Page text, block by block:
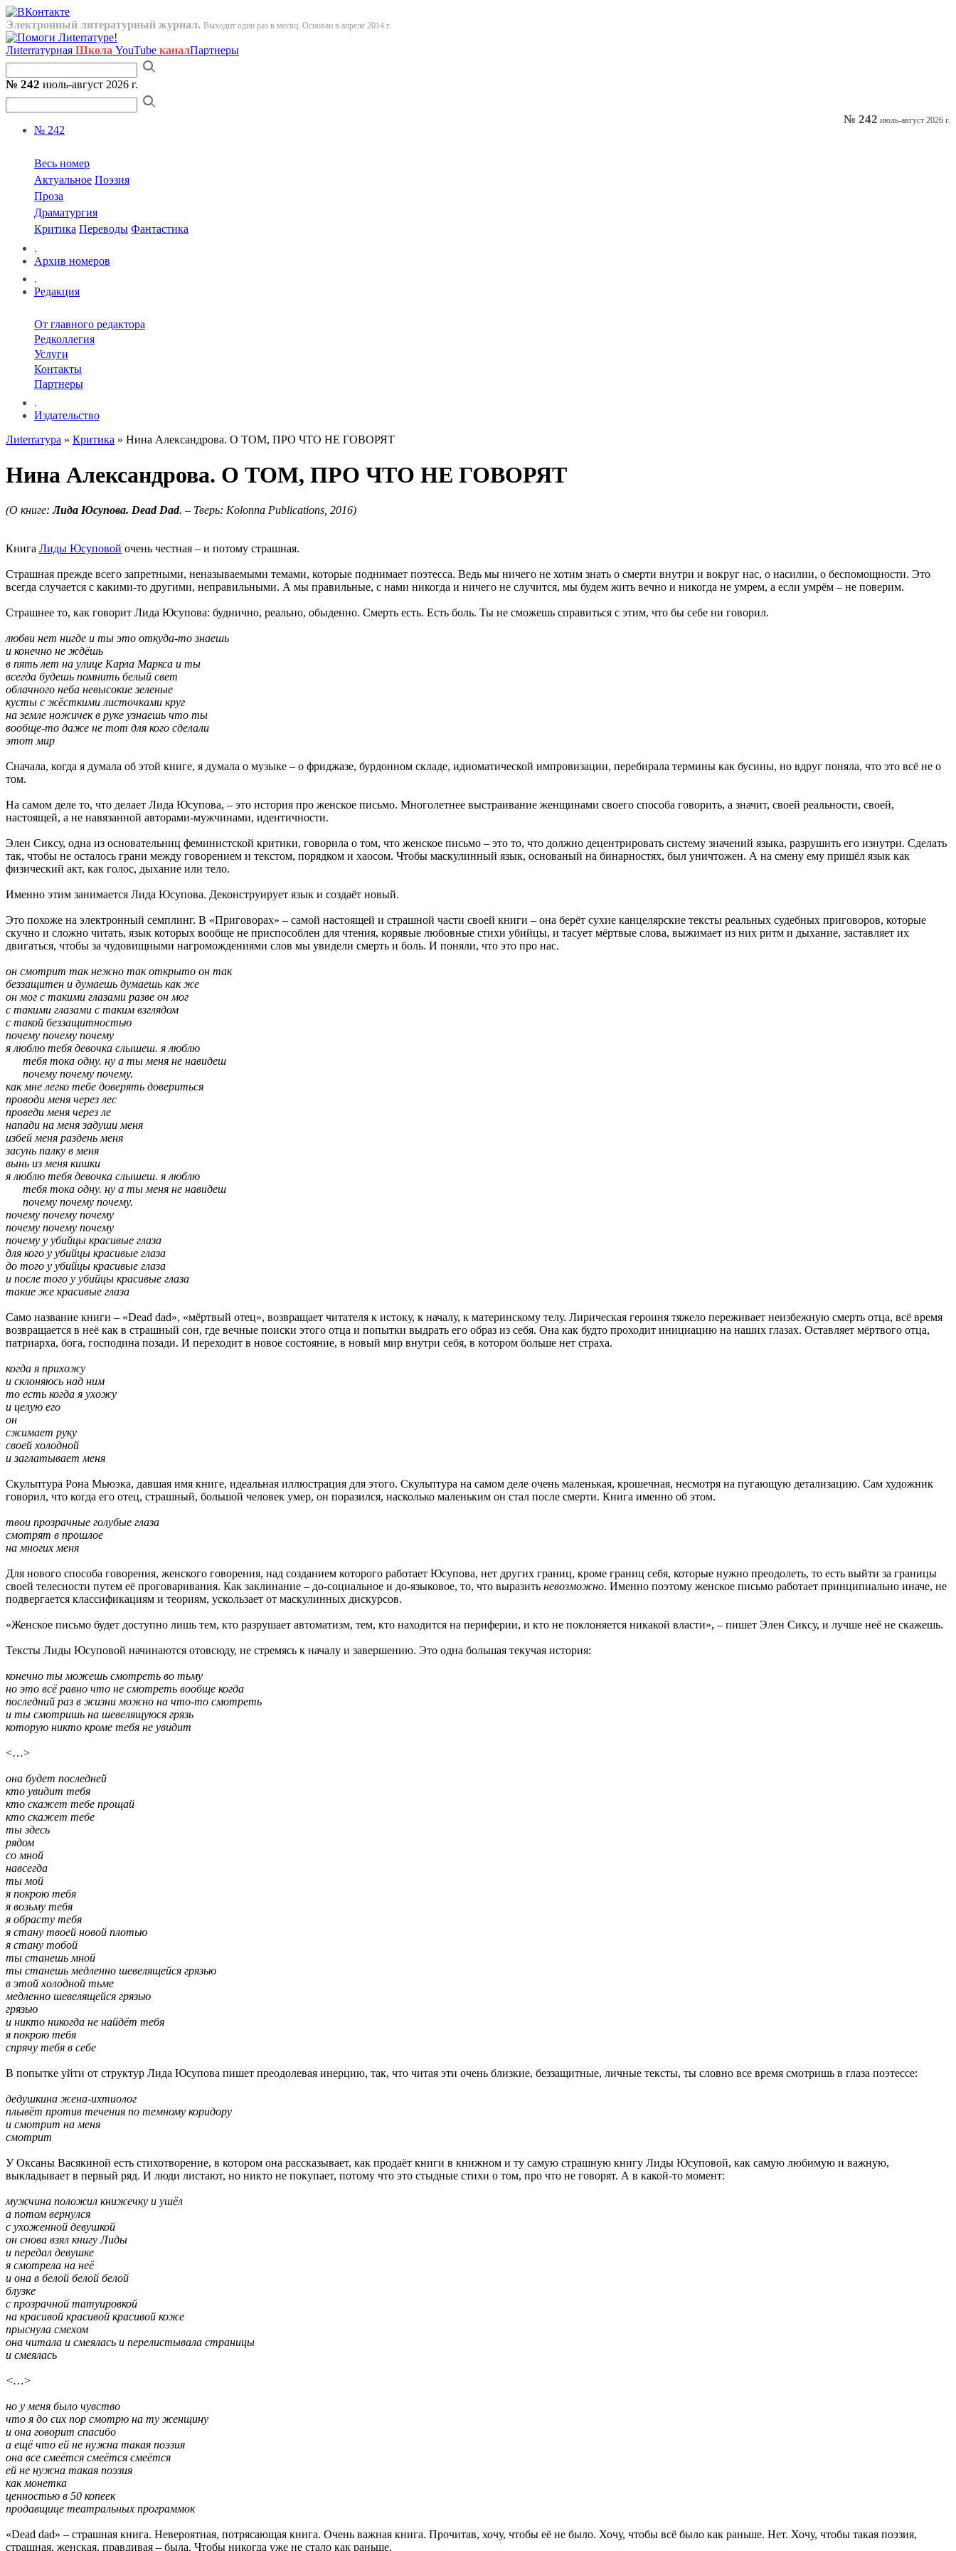
Электронный литературный журнал. Выходит один раз в месяц. Основан в апреле 2014 г.
Лиterraтурная Школа YouTube каналПартнеры
№ 242 июль-август 2026 г.
№ 242
Весь номер
Актуальное Поэзия
Проза
Драматургия
Критика Переводы Фантастика
.
Архив номеров
.
Редакция
От главного редактора
Редколлегия
Услуги
Контакты
Партнеры
.
Издательство
№ 242 июль-август 2026 г.
Лиterraтура » Критика » Нина Александрова. О ТОМ, ПРО ЧТО НЕ ГОВОРЯТ
Нина Александрова. О ТОМ, ПРО ЧТО НЕ ГОВОРЯТ
(О книге:Лида Юсупова. Dead Dad. – Тверь: Kolonna Publications, 2016)
Книга Лиды Юсуповой очень честная – и потому страшная.
Страшная прежде всего запретными, неназываемыми темами, которые поднимает поэтесса. Ведь мы ничего не хотим знать о смерти внутри и вокруг нас, о насилии, о беспомощности. Это
всегда случается с какими-то другими, неправильными. А мы правильные, с нами никогда и ничего не случится, мы будем жить вечно и никогда не умрем, а если умрём – не поверим.
Страшнее то, как говорит Лида Юсупова: буднично, реально, обыденно. Смерть есть. Есть боль. Ты не сможешь справиться с этим, что бы себе ни говорил.
любви нет нигде и ты это откуда-то знаешь
и конечно не ждёшь
в пять лет на улице Карла Маркса и ты
всегда будешь помнить белый свет
облачного неба невысокие зеленые
кусты с жёсткими листочками круг
на земле ножичек в руке узнаешь что ты
вообще-то даже не тот для кого сделали
этот мир
Сначала, когда я думала об этой книге, я думала о музыке – о фриджазе, бурдонном складе, идиоматической импровизации, перебирала термины как бусины, но вдруг поняла, что это всё не о
том.
На самом деле то, что делает Лида Юсупова, – это история про женское письмо. Многолетнее выстраивание женщинами своего способа говорить, а значит, своей реальности, своей,
настоящей, а не навязанной авторами-мужчинами, идентичности.
Элен Сиксу, одна из основательниц феминистской критики, говорила о том, что женское письмо – это то, что должно децентрировать систему значений языка, разрушить его изнутри. Сделать
так, чтобы не осталось грани между говорением и текстом, порядком и хаосом. Чтобы маскулинный язык, основаный на бинарностях, был уничтожен. А на смену ему пришёл язык как
физический акт, как голос, дыхание или тело.
Именно этим занимается Лида Юсупова. Деконструирует язык и создаёт новый.
Это похоже на электронный семплинг. В «Приговорах» – самой настоящей и страшной части своей книги – она берёт сухие канцелярские тексты реальных судебных приговоров, которые
скучно и сложно читать, язык которых вообще не приспособлен для чтения, корявые любовные стихи убийцы, и тасует мёртвые слова, выжимает из них ритм и дыхание, заставляет их
двигаться, чтобы за чудовищными нагромождениями слов мы увидели смерть и боль. И поняли, что это про нас.
он смотрит так нежно так открыто он так
беззащитен и думаешь думаешь как же
он мог с такими глазами разве он мог
с такими глазами с таким взглядом
с такой беззащитностью
почему почему почему
я люблю тебя девочка слышеш. я люблю
тебя тока одну. ну а ты меня не навидеш
почему почему почему.
как мне легко тебе доверять довериться
проводи меня через лес
проведи меня через ле
напади на меня задуши меня
избей меня раздень меня
засунь палку в меня
вынь из меня кишки
я люблю тебя девочка слышеш. я люблю
тебя тока одну. ну а ты меня не навидеш
почему почему почему.
почему почему почему
почему почему почему
почему у убийцы красивые глаза
для кого у убийцы красивые глаза
до того у убийцы красивые глаза
и после того у убийцы красивые глаза
такие же красивые глаза
Само название книги – «Dead dad», «мёртвый отец», возвращает читателя к истоку, к началу, к материнскому телу. Лирическая героиня тяжело переживает неизбежную смерть отца, всё время
возвращается в неё как в страшный сон, где вечные поиски этого отца и попытки выдрать его образ из себя. Она как будто проходит инициацию на наших глазах. Оставляет мёртвого отца,
патриарха, бога, господина позади. И переходит в новое состояние, в новый мир внутри себя, в котором больше нет страха.
когда я прихожу
и склоняюсь над ним
то есть когда я ухожу
и целую его
он
сжимает руку
своей холодной
и заглатывает меня
Скульптура Рона Мьюэка, давшая имя книге, идеальная иллюстрация для этого. Скульптура на самом деле очень маленькая, крошечная, несмотря на пугающую детализацию. Сам художник
говорил, что когда его отец, страшный, большой человек умер, он поразился, насколько маленьким он стал после смерти. Книга именно об этом.
твои прозрачные голубые глаза
смотрят в прошлое
на многих меня
Для нового способа говорения, женского говорения, над созданием которого работает Юсупова, нет других границ, кроме границ себя, которые нужно преодолеть, то есть выйти за границы
своей телесности путем её проговаривания. Как заклинание – до-социальное и до-языковое, то, что выразить невозможно. Именно поэтому женское письмо работает принципиально иначе, не
подвергается классификациям и теориям, ускользает от маскулинных дискурсов.
«Женское письмо будет доступно лишь тем, кто разрушает автоматизм, тем, кто находится на периферии, и кто не поклоняется никакой власти», – пишет Элен Сиксу, и лучше неё не скажешь.
Тексты Лиды Юсуповой начинаются отовсюду, не стремясь к началу и завершению. Это одна большая текучая история:
конечно ты можешь смотреть во тьму
но это всё равно что не смотреть вообще когда
последний раз в жизни можно на что-то смотреть
и ты смотришь на шевелящуюся грязь
которую никто кроме тебя не увидит
<…>
она будет последней
кто увидит тебя
кто скажет тебе прощай
кто скажет тебе
ты здесь
рядом
со мной
навсегда
ты мой
я покрою тебя
я возьму тебя
я обрасту тебя
я стану твоей новой плотью
я стану тобой
ты станешь мной
ты станешь медленно шевелящейся грязью
в этой холодной тьме
медленно шевелящейся грязью
грязью
и никто никогда не найдёт тебя
я покрою тебя
спрячу тебя в себе
В попытке уйти от структур Лида Юсупова пишет преодолевая инерцию, так, что читая эти очень близкие, беззащитные, личные тексты, ты словно все время смотришь в глаза поэтессе:
дедушкина жена-ихтиолог
плывёт против течения по темному коридору
и смотрит на меня
смотрит
У Оксаны Васякиной есть стихотворение, в котором она рассказывает, как продаёт книги в книжном и ту самую страшную книгу Лиды Юсуповой, как самую любимую и важную,
выкладывает в первый ряд. И люди листают, но никто не покупает, потому что это стыдные стихи о том, про что не говорят. А в какой-то момент:
мужчина положил книжечку и ушёл
а потом вернулся
с ухоженной девушкой
он снова взял книгу Лиды
и передал девушке
я смотрела на неё
и она в белой белой белой
блузке
с прозрачной татуировкой
на красивой красивой красивой коже
прыснула смехом
она читала и смеялась и перелистывала страницы
и смеялась
<…>
но у меня было чувство
что я до сих пор смотрю на ту женщину
и она говорит спасибо
а ещё что ей не нужна такая поэзия
она все смеётся смеётся смеётся
ей не нужна такая поэзия
как монетка
ценностью в 50 копеек
продавщице театральных программок
«Dead dad» – страшная книга. Невероятная, потрясающая книга. Очень важная книга. Прочитав, хочу, чтобы её не было. Хочу, чтобы всё было как раньше. Нет. Хочу, чтобы такая поэзия,
страшная, женская, правдивая – была. Чтобы никогда уже не стало как раньше.